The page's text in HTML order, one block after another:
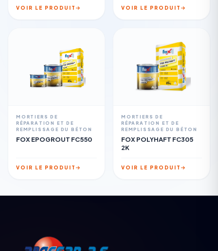
VOIR LE PRODUIT VOIR LE PRODUIT
MORTIERS DE
RÉPARATION ET DE
REMPLISSAGE DU BÉTON
FOX EPOGROUT FC550
VOIR LE PRODUIT
MORTIERS DE
RÉPARATION ET DE
REMPLISSAGE DU BÉTON
FOX POLYHAFT FC305
2K
VOIR LE PRODUIT